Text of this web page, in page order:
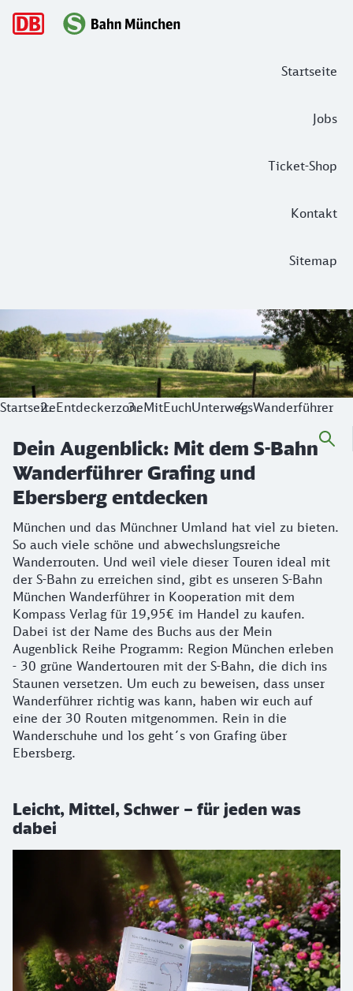
Startseite
Jobs
Ticket-Shop
Kontakt
Sitemap
Hauptnavigation
Dein Augenblick: Mit dem S-Bahn
München und das Münchner Umland hat viel zu bieten.
StartseiteEntdeckerzoneMitEuchUnterwegsWanderführer
Dein Augenblick: Mit dem S-Bahn
Wanderführer Grafing und
Ebersberg entdecken
München und das Münchner Umland hat viel zu bieten.
So auch viele schöne und abwechslungsreiche
Wanderrouten. Und weil viele dieser Touren ideal mit
der S-Bahn zu erreichen sind, gibt es unseren S-Bahn
München Wanderführer in Kooperation mit dem
Kompass Verlag für 19,95€ im Handel zu kaufen.
Dabei ist der Name des Buchs aus der Mein
Augenblick Reihe Programm: Region München erleben
- 30 grüne Wandertouren mit der S-Bahn, die dich ins
Staunen versetzen. Um euch zu beweisen, dass unser
Wanderführer richtig was kann, haben wir euch auf
eine der 30 Routen mitgenommen. Rein in die
Wanderschuhe und los geht´s von Grafing über
Ebersberg.
Leicht, Mittel, Schwer – für jeden was
dabei